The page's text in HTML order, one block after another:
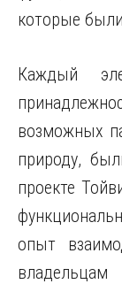
которые
Каждый
возможных
природу,
проекте
опыт